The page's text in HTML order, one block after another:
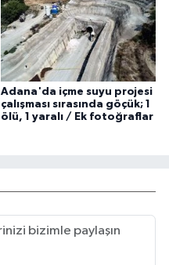
Adana'da içme suyu projesi
çalışması sırasında göçük; 1
ölü, 1 yaralı / Ek fotoğraflar